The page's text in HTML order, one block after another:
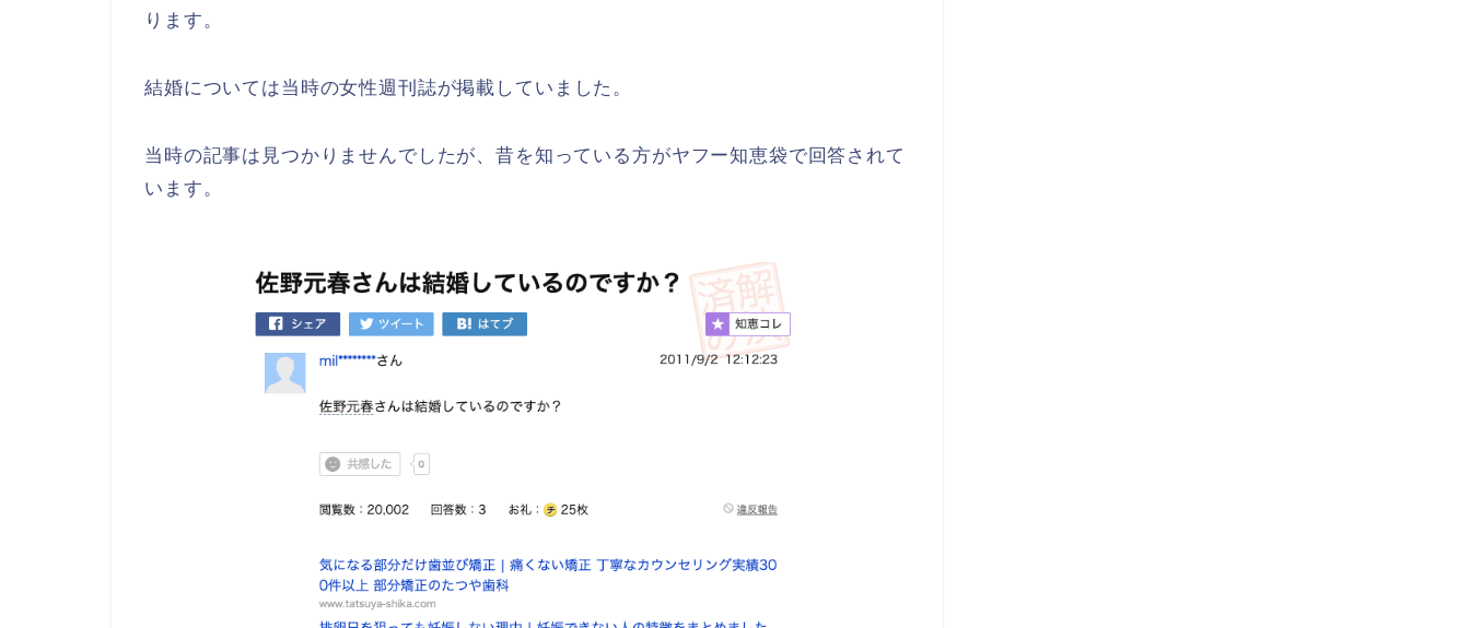
ります。
結婚については当時の女性週刊誌が掲載 していました。
当時の記事は見つかりませんでしたが、昔を知っている方がヤフー知恵袋で回答されて
います。